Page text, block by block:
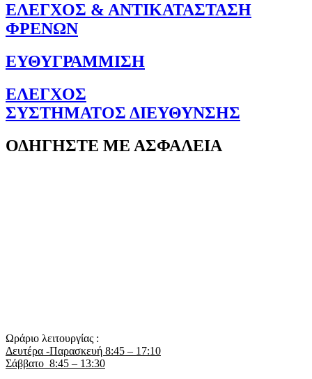
ΕΛΕΓΧΟΣ & ΑΝΤΙΚΑΤΑΣΤΑΣΗ
ΦΡΕΝΩΝ
ΕΥΘΥΓΡΑΜΜΙΣΗ
ΕΛΕΓΧΟΣ
ΣΥΣΤΗΜΑΤΟΣ ΔΙΕΥΘΥΝΣΗΣ
ΟΔΗΓΗΣΤΕ ΜΕ ΑΣΦΑΛΕΙΑ
Ωράριο λειτουργίας :
Δευτέρα -Παρασκευή 8:45 – 17:10
Σάββατο 8:45 – 13:30